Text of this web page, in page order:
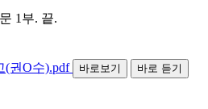
1부. 끝.
(권O수).pdf 바로보기 바로 듣기